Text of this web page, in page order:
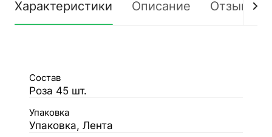
Характеристики Описание Отзывы
Состав
Роза 45 шт.
Упаковка
Упаковка, Лента